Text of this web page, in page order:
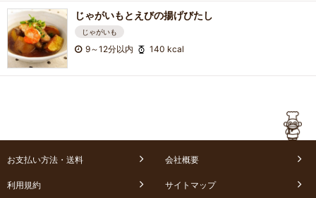
じゃがいもとえびの揚げびたし
じゃがいも
9～12分以内 140 kcal
お支払い方法・送料 会社概要
利用規約 サイトマップ